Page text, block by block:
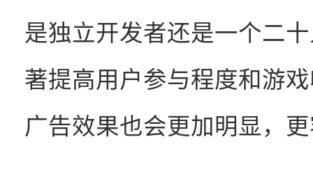
是独立开发者还是一个二
著提高用户参与程度和游
广告效果也会更加明显，